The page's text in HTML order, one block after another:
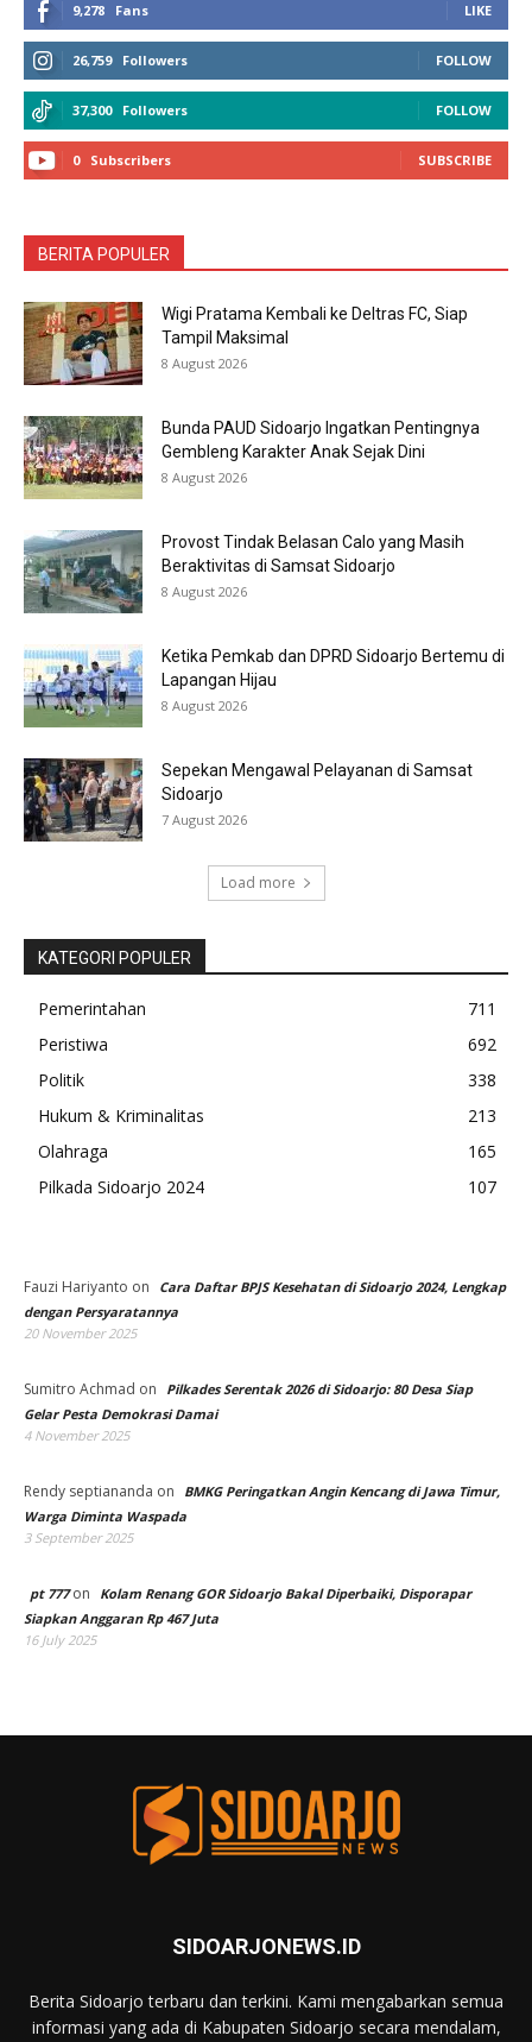
9,278 Fans LIKE
26,759 Followers FOLLOW
37,300 Followers FOLLOW
0 Subscribers SUBSCRIBE
BERITA POPULER
Wigi Pratama Kembali ke Deltras FC, Siap
Tampil Maksimal
8 August 2026
Bunda PAUD Sidoarjo Ingatkan Pentingnya
Gembleng Karakter Anak Sejak Dini
8 August 2026
Provost Tindak Belasan Calo yang Masih
Beraktivitas di Samsat Sidoarjo
8 August 2026
Ketika Pemkab dan DPRD Sidoarjo Bertemu di
Lapangan Hijau
8 August 2026
Sepekan Mengawal Pelayanan di Samsat
Sidoarjo
7 August 2026
Load more
KATEGORI POPULER
Pemerintahan
711
Peristiwa
692
Politik
338
Hukum & Kriminalitas
213
Olahraga
165
Pilkada Sidoarjo 2024
107
Fauzi Hariyanto on
Cara Daftar BPJS Kesehatan di Sidoarjo 2024, Lengkap
dengan Persyaratannya
20 November 2025
Sumitro Achmad on
Pilkades Serentak 2026 di Sidoarjo: 80 Desa Siap
Gelar Pesta Demokrasi Damai
4 November 2025
Rendy septiananda on
BMKG Peringatkan Angin Kencang di Jawa Timur,
Warga Diminta Waspada
3 September 2025
pt 777on
Kolam Renang GOR Sidoarjo Bakal Diperbaiki, Disporapar
Siapkan Anggaran Rp 467 Juta
16 July 2025
SIDOARJONEWS.ID
Berita Sidoarjo terbaru dan terkini. Kami mengabarkan semua
informasi yang ada di Kabupaten Sidoarjo secara mendalam,